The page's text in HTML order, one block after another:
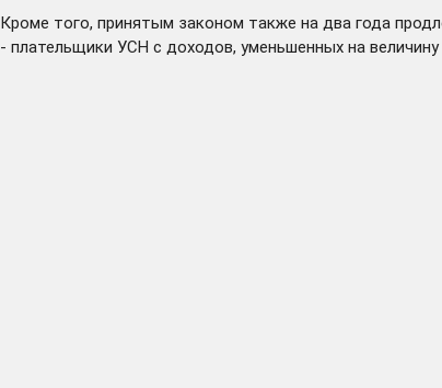
Кроме того, принятым законом также на два года
- плательщики УСН с доходов, уменьшенных на